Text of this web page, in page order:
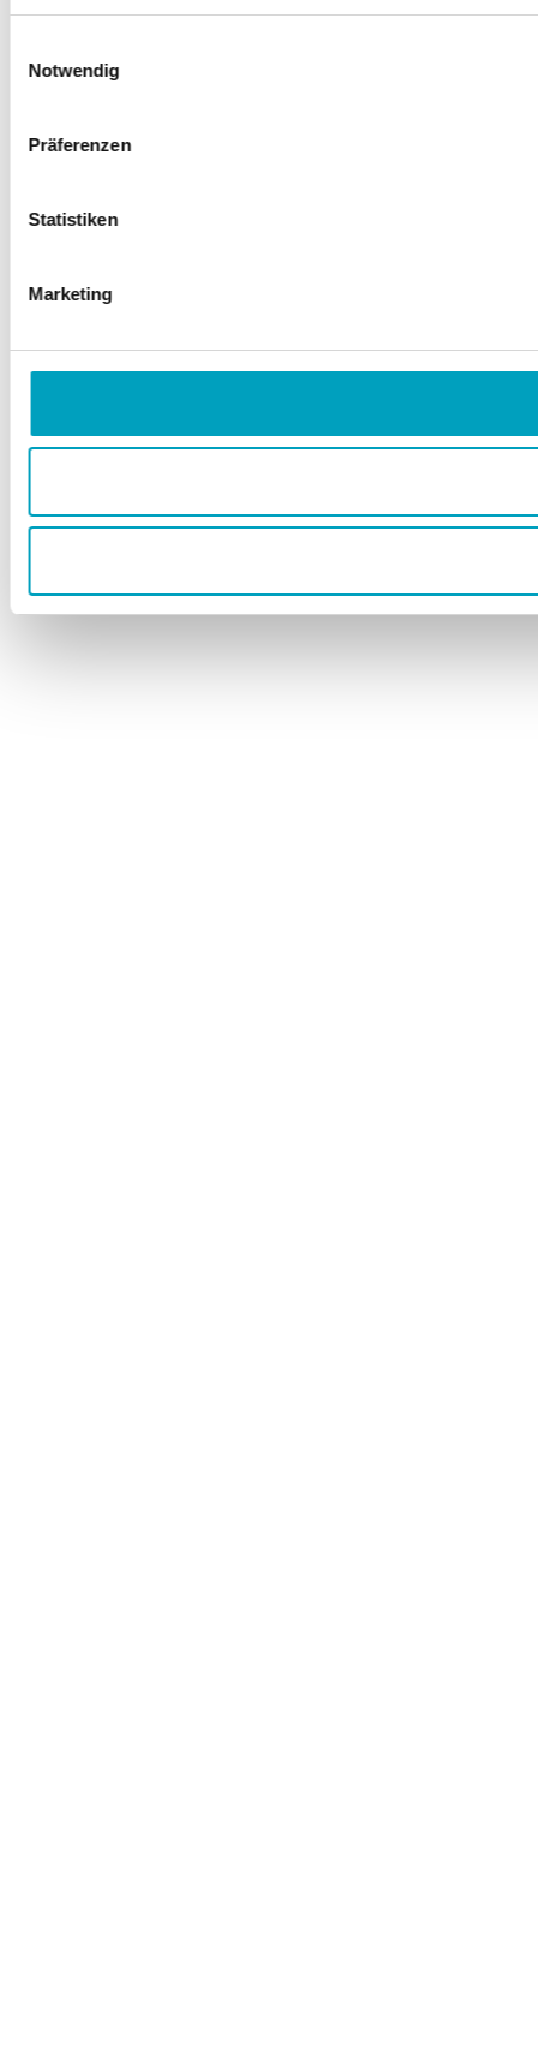
Notwendig
Präferenzen
Statistiken
Marketing